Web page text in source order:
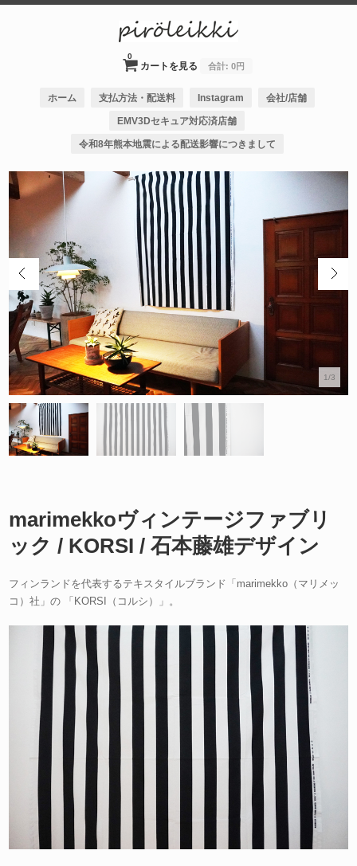
カートを見る
0
合計: 0円
ホーム 支払方法・配送料 Instagram 会社/店舗
EMV3Dセキュア対応済店舗
令和8年熊本地震による配送影響につきまして
1/3
marimekkoヴィンテージファブリ
ック / KORSI / 石本藤雄デザイン
フィンランドを代表するテキスタイルブランド「marimekko（マリメッ
コ）社」の 「KORSI（コルシ）」。